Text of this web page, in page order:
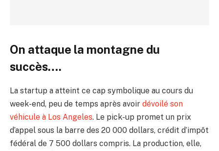
On attaque la montagne du
succès….
La startup a atteint ce cap symbolique au cours du
week-end, peu de temps après avoir dévoilé son
véhicule à Los Angeles. Le pick-up promet un prix
d’appel sous la barre des 20 000 dollars, crédit d’impôt
fédéral de 7 500 dollars compris. La production, elle,